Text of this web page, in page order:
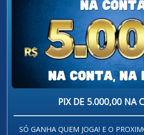
PIX DE 5.000,00 NA
SÓ GANHA QUEM JOGA! E O